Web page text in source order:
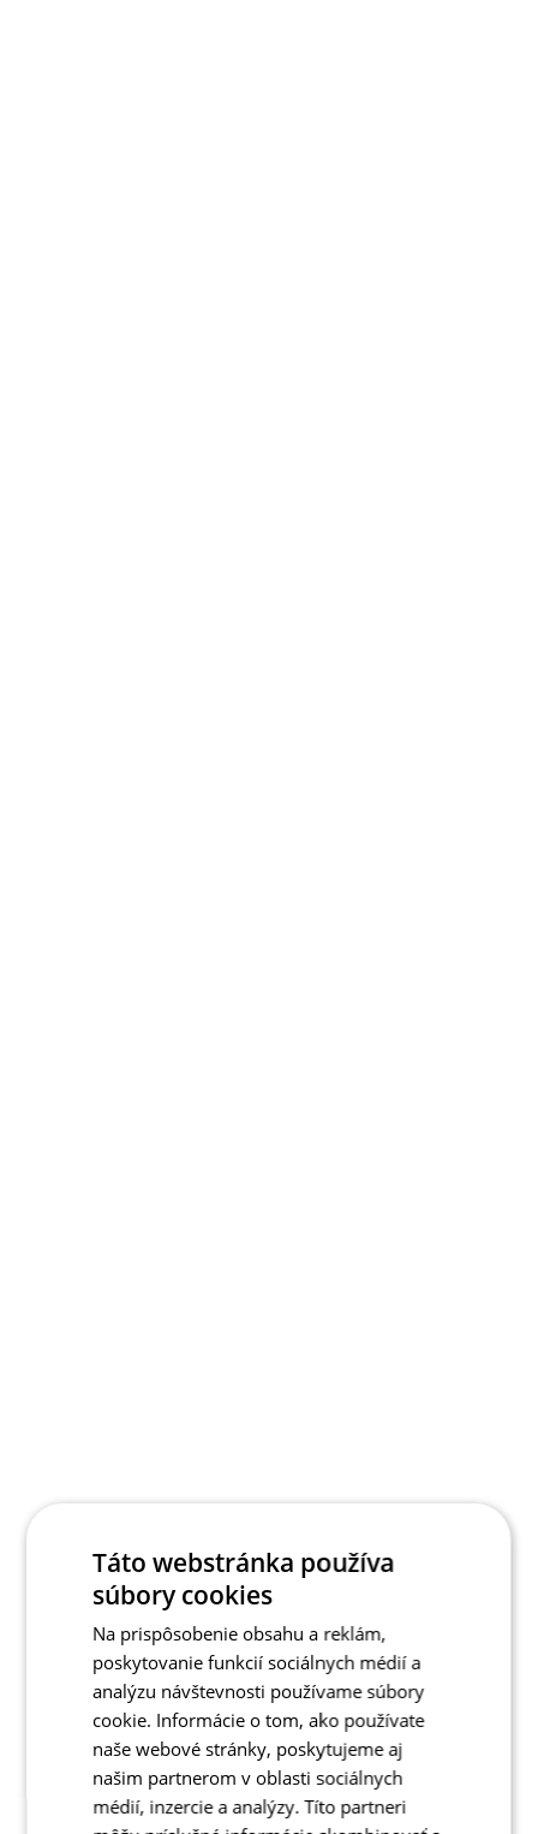
Táto webstránka používa
súbory cookies
Na prispôsobenie obsahu a reklám,
poskytovanie funkcií sociálnych médií a
analýzu návštevnosti používame súbory
cookie. Informácie o tom, ako používate
naše webové stránky, poskytujeme aj
našim partnerom v oblasti sociálnych
médií, inzercie a analýzy. Títo partneri